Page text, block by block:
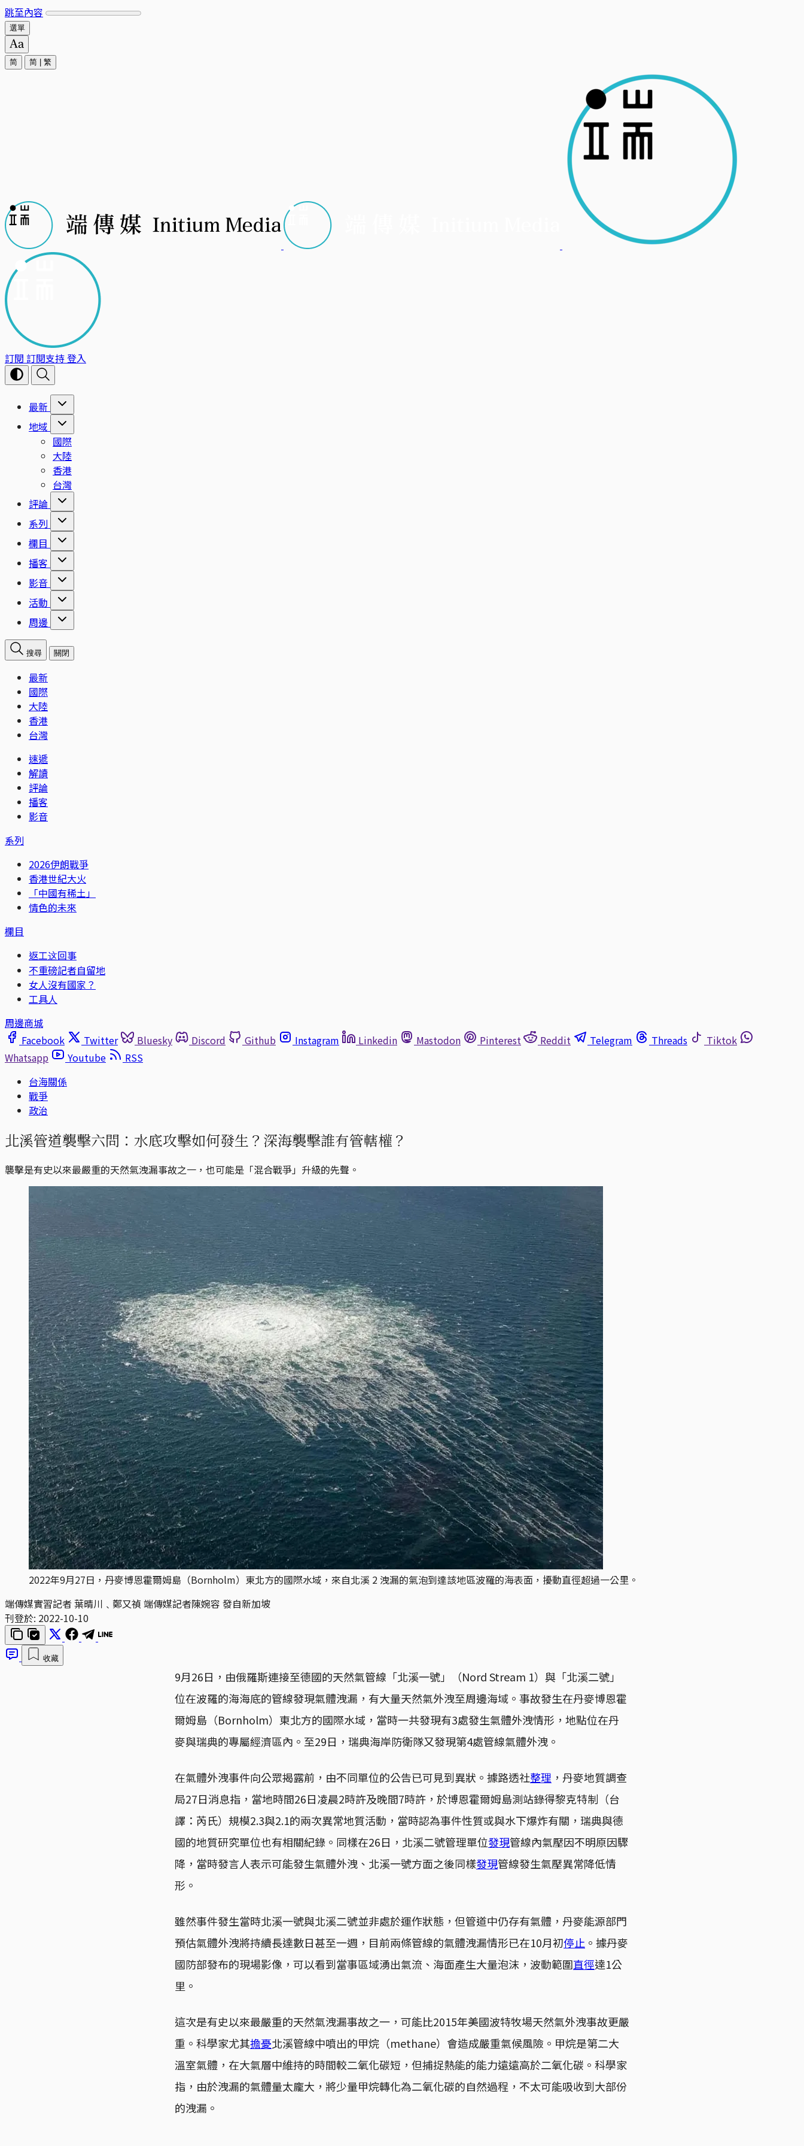
跳至內容
選單
简 简 繁
訂閱 訂閱支持登入
最新
地域
國際
大陸
香港
台灣
評論
系列
欄目
播客
影音
活動
周邊
搜尋 關閉
最新
國際
大陸
香港
台灣
速遞
解讀
評論
播客
影音
系列
2026伊朗戰爭
香港世紀大火
「中國有稀土」
情色的未來
欄目
返工这回事
不重磅記者自留地
女人沒有國家？
工具人
周邊商城
Facebook
Twitter Bluesky Discord Github Instagram Linkedin Mastodon Pinterest Reddit Telegram Threads
Tiktok
Whatsapp
Youtube
RSS
台海關係
戰爭
政治
北溪管道襲擊六問：水底攻擊如何發生？深海襲擊誰有管轄權？
襲擊是有史以來最嚴重的天然氣洩漏事故之一，也可能是「混合戰爭」升級的先聲。
2022年9月27日，丹麥博恩霍爾姆島（Bornholm）東北方的國際水域，來自北溪 2 洩漏的氣泡到達該地區波羅的海表面，擾動直徑超過一公里。
端傳媒實習記者 葉晴川﹑鄭又禎 端傳媒記者陳婉容 發自新加坡
刊登於: 2022-10-10
收藏
9月26日，由俄羅斯連接至德國的天然氣管線「北溪一號」（Nord Stream 1）與「北溪二號」
位在波羅的海海底的管線發現氣體洩漏，有大量天然氣外洩至周邊海域。事故發生在丹麥博恩霍
爾姆島（Bornholm）東北方的國際水域，當時一共發現有3處發生氣體外洩情形，地點位在丹
麥與瑞典的專屬經濟區內。至29日，瑞典海岸防衛隊又發現第4處管線氣體外洩。
在氣體外洩事件向公眾揭露前，由不同單位的公告已可見到異狀。據路透社整理 ，丹麥地質調查
局27日消息指，當地時間26日凌晨2時許及晚間7時許，於博恩霍爾姆島測站錄得黎克特制（台
譯：芮氏）規模2.3與2.1的兩次異常地質活動，當時認為事件性質或與水下爆炸有關，瑞典與德
國的地質研究單位也有相關紀錄。同樣在26日，北溪二號管理單位發現管線內氣壓因不明原因驟
降，當時發言人表示可能發生氣體外洩、北溪一號方面之後同樣發現管線發生氣壓異常降低情
形。
雖然事件發生當時北溪一號與北溪二號並非處於運作狀態，但管道中仍存有氣體，丹麥能源部門
預估氣體外洩將持續長達數日甚至一週，目前兩條管線的氣體洩漏情形已在10月初停止 。據丹麥
國防部發布的現場影像，可以看到當事區域湧出氣流、海面產生大量泡沫，波動範圍直徑達1公
里。
這次是有史以來最嚴重的天然氣洩漏事故之一，可能比2015年美國波特牧場天然氣外洩事故更嚴
重。科學家尤其擔憂北溪管線中噴出的甲烷（methane）會造成嚴重氣候風險。甲烷是第二大
溫室氣體，在大氣層中維持的時間較二氧化碳短，但捕捉熱能的能力遠遠高於二氧化碳。科學家
指，由於洩漏的氣體量太龐大，將少量甲烷轉化為二氧化碳的自然過程，不太可能吸收到大部份
的洩漏。